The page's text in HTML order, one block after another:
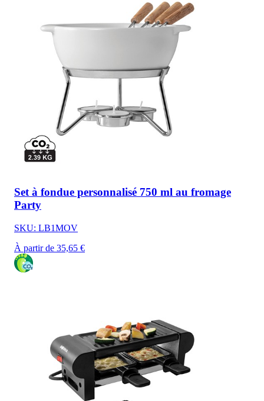
Set à fondue personnalisé 750 ml au fromage
Party
SKU: LB1MOV
À partir de 35,65 €